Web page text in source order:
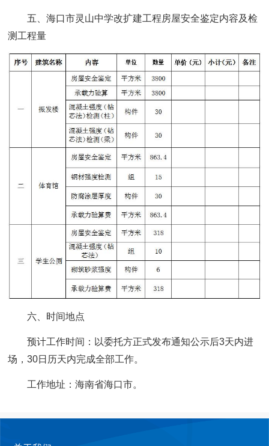
五、海口市灵山中学改扩建工程房屋安全鉴定内容及检
测工程量
六、时间地点
预计工作时间：以委托方正式发布通知公示后3天内进
场，30日历天内完成全部工作。
工作地址：海南省海口市。